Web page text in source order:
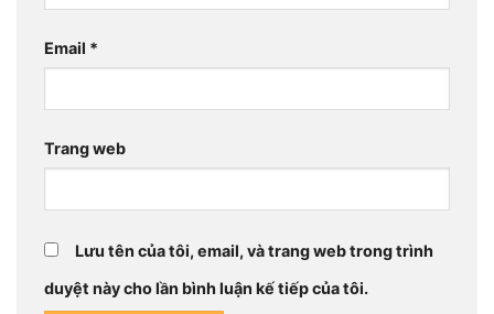
Email *
Trang web
Lưu tên của tôi, email, và trang web trong trình
duyệt này cho lần bình luận kế tiếp của tôi.